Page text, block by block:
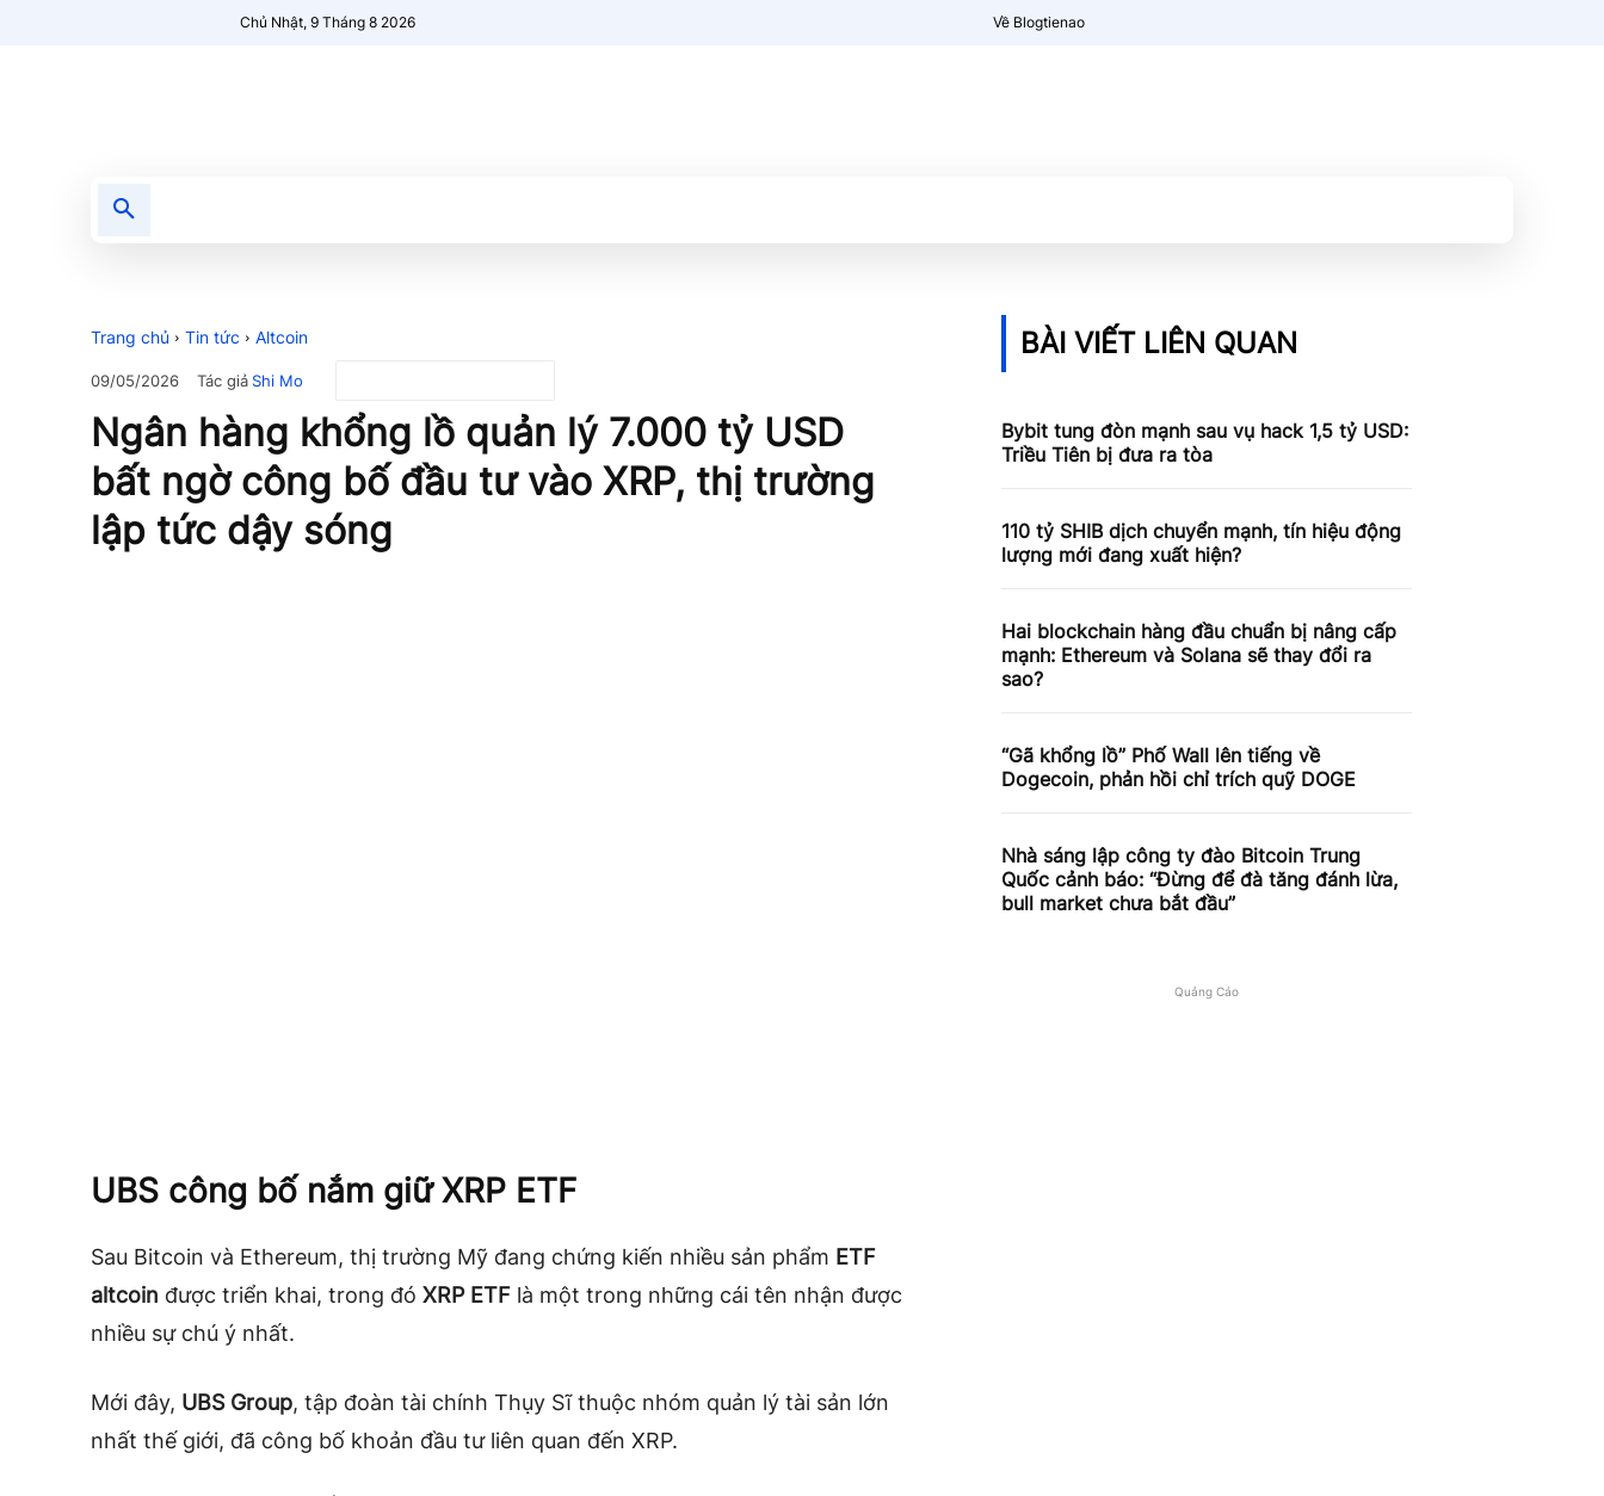
Chủ Nhật, 9 Tháng 8 2026 Về Blogtienao
Trang chủ Tin tức Altcoin
09/05/2026 Tác giảShi Mo
Ngân hàng khổng lồ quản lý 7.000 tỷ USD
bất ngờ công bố đầu tư vào XRP, thị trường
lập tức dậy sóng
UBS công bố nắm giữ XRP ETF
Sau Bitcoin và Ethereum, thị trường Mỹ đang chứng kiến nhiều sản phẩm ETF
altcoin được triển khai, trong đó XRP ETF là một trong những cái tên nhận được
nhiều sự chú ý nhất.
Mới đây, UBS Group, tập đoàn tài chính Thụy Sĩ thuộc nhóm quản lý tài sản lớn
nhất thế giới, đã công bố khoản đầu tư liên quan đến XRP.
BÀI VIẾT LIÊN QUAN
Bybit tung đòn mạnh sau vụ hack 1,5 tỷ USD:
Triều Tiên bị đưa ra tòa
110 tỷ SHIB dịch chuyển mạnh, tín hiệu động
lượng mới đang xuất hiện?
Hai blockchain hàng đầu chuẩn bị nâng cấp
mạnh: Ethereum và Solana sẽ thay đổi ra
sao?
“Gã khổng lồ” Phố Wall lên tiếng về
Dogecoin, phản hồi chỉ trích quỹ DOGE
Nhà sáng lập công ty đào Bitcoin Trung
Quốc cảnh báo: “Đừng để đà tăng đánh lừa,
bull market chưa bắt đầu”
Quảng Cáo